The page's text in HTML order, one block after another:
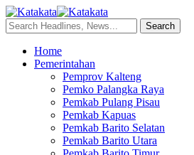
Home
Pemerintahan
Pemprov Kalteng
Pemko Palangka Raya
Pemkab Pulang Pisau
Pemkab Kapuas
Pemkab Barito Selatan
Pemkab Barito Utara